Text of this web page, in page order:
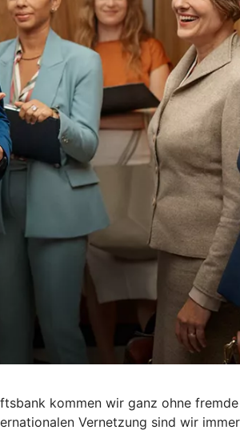
kommen wir ganz ohne
Vernetzung sind wir